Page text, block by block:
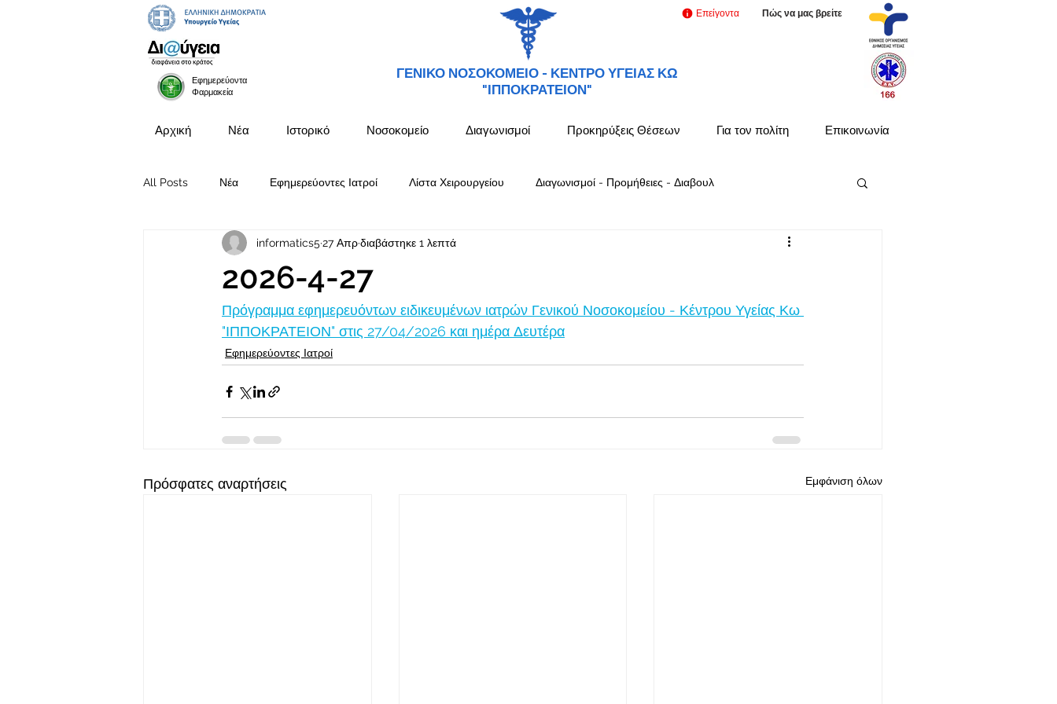
Εφημερεύοντα
Φαρμακεία
ΓΕΝΙΚΟ ΝΟΣΟΚΟΜΕΙΟ - ΚΕΝΤΡΟ ΥΓΕΙΑΣ ΚΩ
"ΙΠΠΟΚΡΑΤΕΙΟΝ"
Επείγοντα Πώς να μας βρείτε
Αρχική Νέα Ιστορικό Νοσοκομείο Διαγωνισμοί Προκηρύξεις Θέσεων Για τον πολίτη Επικοινωνία
All Posts Νέα Εφημερεύοντες Ιατροί Λίστα Χειρουργείου Διαγωνισμοί - Προμήθειες - Διαβουλ
Προκηρύξεις Θέσεων
2026-4-27
informatics5 27 Απρδιαβάστηκε 1 λεπτά
Πρόγραμμα εφημερευόντων ειδικευμένων ιατρών Γενικού Νοσοκομείου - Κέντρου Υγείας Κω
"ΙΠΠΟΚΡΑΤΕΙΟΝ" στις 27/04/2026 και ημέρα Δευτέρα
Εφημερεύοντες Ιατροί
Πρόσφατες αναρτήσεις Εμφάνιση όλων